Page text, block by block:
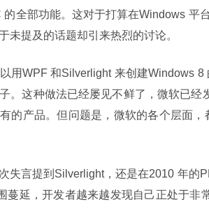
的全部功能。这对于打算在Windows 平
未提及的话题却引来热烈的讨论。
用WPF 和Silverlight 来创建Windows
。这种做法已经屡见不鲜了，微软已
的产品。但问题是，微软的各个层面
失言提到Silverlight，还是在2010 年的
蔓延，开发者越来越发现自己正处于非